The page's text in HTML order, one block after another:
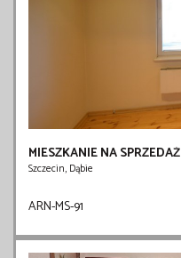
MIESZKANIE NA SPRZEDAŻ
Szczecin, Dąbie
ARN-MS-91